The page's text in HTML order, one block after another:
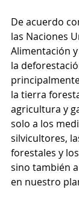
De acuerdo
las Naciones
Alimentación
la
la tierra
agricultura y
solo a los
silvicultores,
forestales y
sino también
en nuestro